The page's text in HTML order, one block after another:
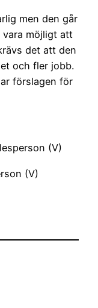
men den går
möjligt att
det att den
och fler jobb.
förslagen för
(V)
(V)